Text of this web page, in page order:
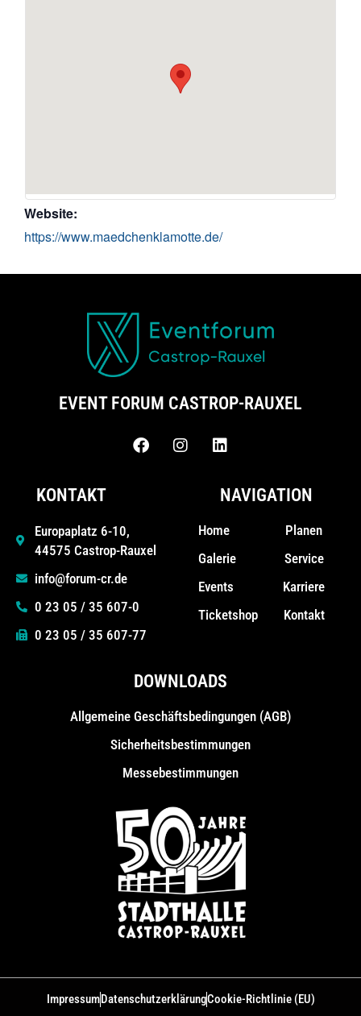
Website:
https://www.maedchenklamotte.de/
EVENT FORUM CASTROP-RAUXEL
KONTAKT
Europaplatz 6-10,
44575 Castrop-Rauxel
info@forum-cr.de
0 23 05 / 35 607-0
0 23 05 / 35 607-77
NAVIGATION
Home
Galerie
Events
Ticketshop
Planen
Service
Karriere
Kontakt
DOWNLOADS
Allgemeine Geschäfts­bedingungen (AGB)
Sicherheitsbestimmungen
Messebestimmungen
ImpressumDatenschutzerklärungCookie-Richtlinie (EU)